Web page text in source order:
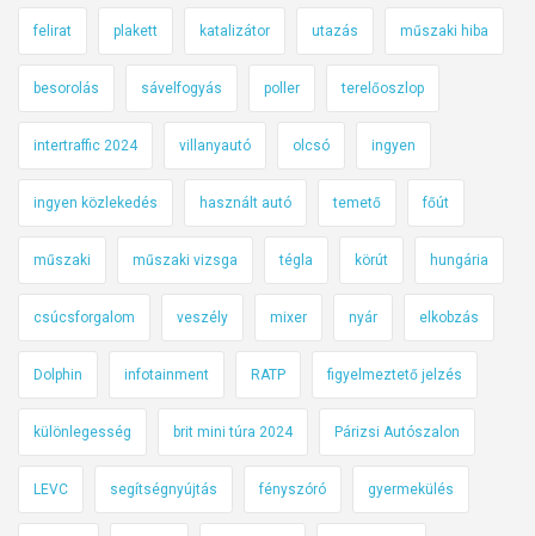
felirat plakett katalizátor utazás műszaki hiba
besorolás sávelfogyás poller terelőoszlop
intertraffic 2024 villanyautó olcsó ingyen
ingyen közlekedés használt autó temető főút
műszaki műszaki vizsga tégla körút hungária
csúcsforgalom veszély mixer nyár elkobzás
Dolphin infotainment RATP figyelmeztető jelzés
különlegesség brit mini túra 2024 Párizsi Autószalon
LEVC segítségnyújtás fényszóró gyermekülés